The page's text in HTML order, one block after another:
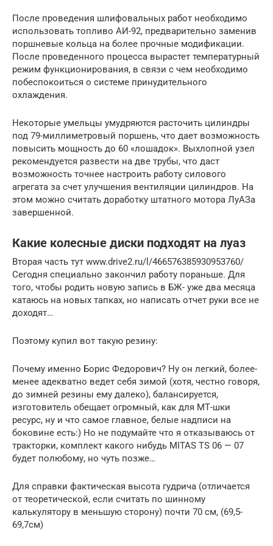
После проведения шлифовальных работ необходимо
использовать топливо АИ-92, предварительно заменив
поршневые кольца на более прочные модификации.
После проведенного процесса вырастет температурный
режим функционирования, в связи с чем необходимо
побеспокоиться о системе принудительного
охлаждения.
Некоторые умельцы умудряются расточить цилиндры
под 79-миллиметровый поршень, что дает возможность
повысить мощность до 60 «лошадок». Выхлопной узел
рекомендуется развести на две трубы, что даст
возможность точнее настроить работу силового
агрегата за счет улучшения вентиляции цилиндров. На
этом можно считать доработку штатного мотора ЛуАЗа
завершенной.
Какие колесные диски подходят на луаз
Вторая часть тут www.drive2.ru/l/466576385930953760/
Сегодня специально закончил работу пораньше. Для
того, чтобы родить новую запись в БЖ- уже два месяца
катаюсь на новых тапках, но написать отчет руки все не
доходят…
Поэтому купил вот такую резину:
Почему именно Борис Федорович? Ну он легкий, более-
менее адекватно ведет себя зимой (хотя, честно говоря,
до зимней резины ему далеко), балансируется,
изготовитель обещает огромный, как для МТ-шки
ресурс, ну и что самое главное, белые надписи на
боковине есть:) Но не подумайте что я отказываюсь от
тракторки, комплект какого нибудь MITAS TS 06 — 07
будет полюбому, но чуть позже…
Для справки фактическая высота гудрича (отличается
от теоретической, если считать по шинному
калькулятору в меньшую сторону) почти 70 см, (69,5-
69,7см)